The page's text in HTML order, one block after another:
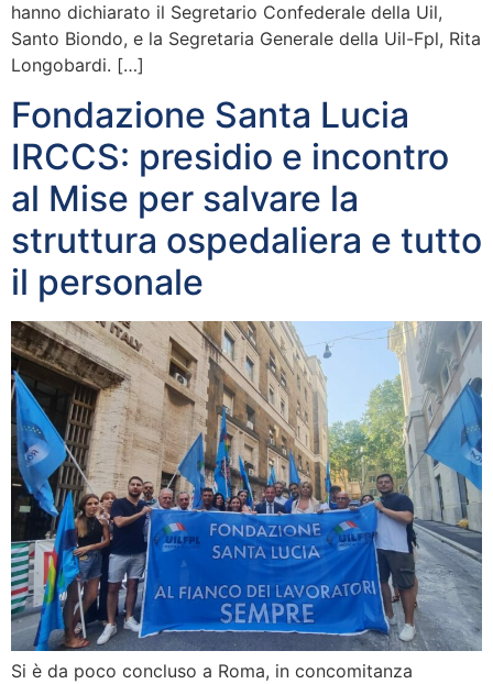
hanno dichiarato il Segretario Confederale della Uil,
Santo Biondo, e la Segretaria Generale della Uil-Fpl, Rita
Longobardi. […]
Fondazione Santa Lucia
IRCCS: presidio e incontro
al Mise per salvare la
struttura ospedaliera e tutto
il personale
Si è da poco concluso a Roma, in concomitanza